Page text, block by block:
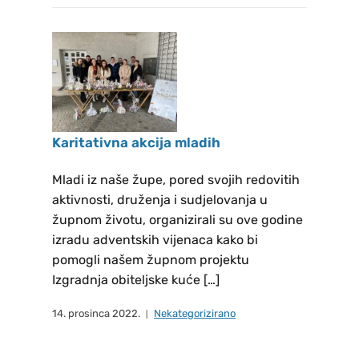
85221 Dachau Vjeronauk u
pastoralnog godini 2025/26.
Landshut: Pfarrheim Hl. Blut,
Pfarrgasse 14, 84036 Landshut
10:00h Krizmanici i u 11:00h
Prvopričesnici Dachau: Pfarrheim
St. Peter, St.-Peter-Str. 5, 85221
Dachau 10:00h Prvopričesnici i u
11:00h Krizmanici Freising: župne
prostorije, Am Lohmühlbach 21,
85356 Freising 15:00 h
Prvopričesnici i u 16:00 h
Krizmanici Sv. Misa u crvki St.
Karitativna akcija mladih
Mladi iz naše župe, pored svojih redovitih
aktivnosti, druženja i sudjelovanja u
župnom životu, organizirali su ove godine
izradu adventskih vijenaca kako bi
pomogli našem župnom projektu
Izgradnja obiteljske kuće […]
14. prosinca 2022. Nekategorizirano